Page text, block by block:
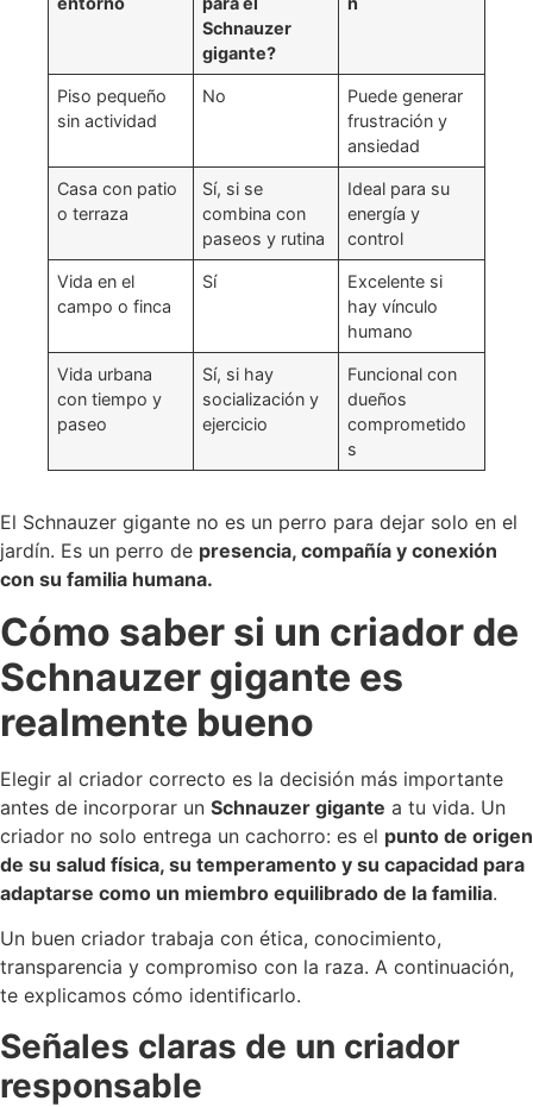
Schnauzer
gigante?
Piso pequeño
sin actividad
No
Puede generar
frustración y
ansiedad
Casa con patio
o terraza
Sí, si se
combina con
paseos y rutina
Ideal para su
energía y
control
Vida en el
campo o finca
Sí
Excelente si
hay vínculo
humano
Vida urbana
con tiempo y
paseo
Sí, si hay
socialización y
ejercicio
Funcional con
dueños
comprometido
s
El Schnauzer gigante no es un perro para dejar solo en el
jardín. Es un perro de presencia, compañía y conexión
con su familia humana.
Cómo saber si un criador de
Schnauzer gigante es
realmente bueno
Elegir al criador correcto es la decisión más importante
antes de incorporar un Schnauzer gigante a tu vida. Un
criador no solo entrega un cachorro: es el punto de origen
de su salud física, su temperamento y su capacidad para
adaptarse como un miembro equilibrado de la familia.
Un buen criador trabaja con ética, conocimiento,
transparencia y compromiso con la raza. A continuación,
te explicamos cómo identificarlo.
Señales claras de un criador
responsable